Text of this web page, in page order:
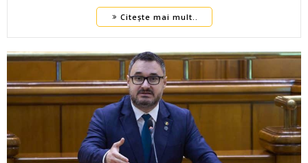
Citește mai mult..